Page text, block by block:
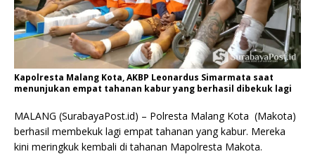
Kapolresta Malang Kota, AKBP Leonardus Simarmata saat
menunjukan empat tahanan kabur yang berhasil dibekuk lagi
MALANG (SurabayaPost.id) – Polresta Malang Kota (Makota)
berhasil membekuk lagi empat tahanan yang kabur. Mereka
kini meringkuk kembali di tahanan Mapolresta Makota.